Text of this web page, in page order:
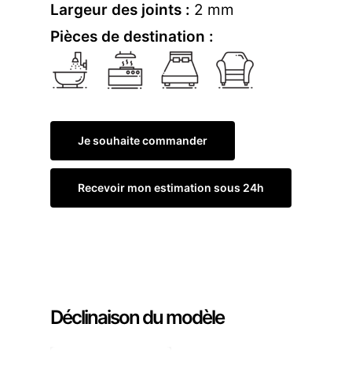
Largeur des joints : 2 mm
Pièces de destination :
Je souhaite commander
Recevoir mon estimation sous 24h
Déclinaison du modèle